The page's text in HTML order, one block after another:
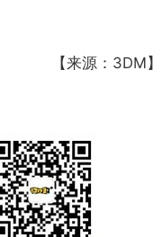
【来源：3DM】